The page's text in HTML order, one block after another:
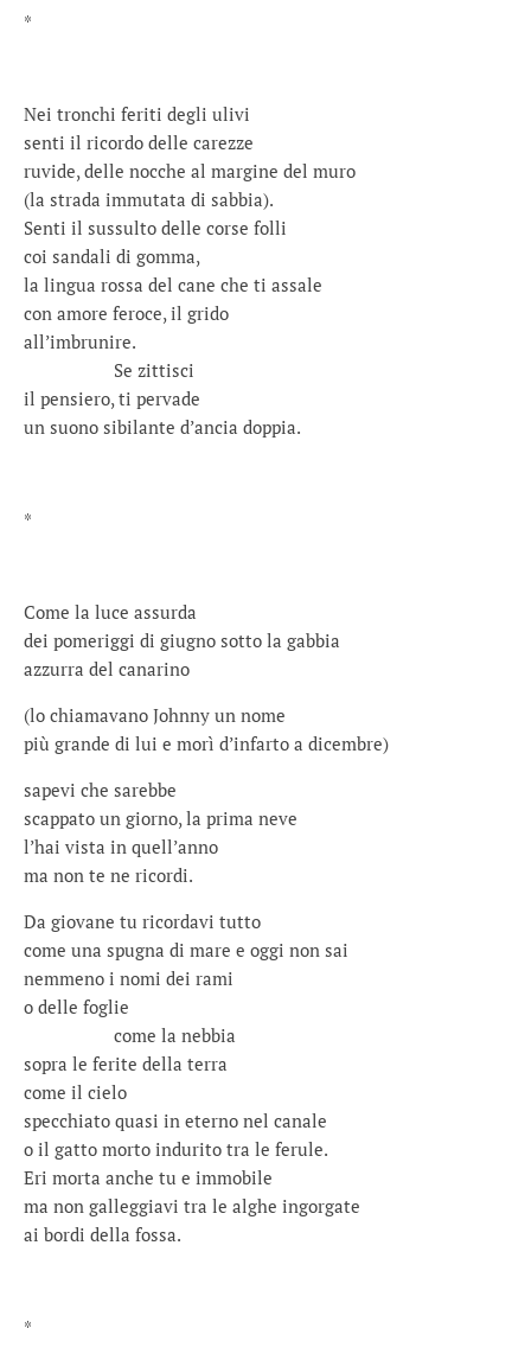
*
Nei tronchi feriti degli ulivi
senti il ricordo delle carezze
ruvide, delle nocche al margine del muro
(la strada immutata di sabbia).
Senti il sussulto delle corse folli
coi sandali di gomma,
la lingua rossa del cane che ti assale
con amore feroce, il grido
all’imbrunire.
Se zittisci
il pensiero, ti pervade
un suono sibilante d’ancia doppia.
*
Come la luce assurda
dei pomeriggi di giugno sotto la gabbia
azzurra del canarino
(lo chiamavano Johnny un nome
più grande di lui e morì d’infarto a dicembre)
sapevi che sarebbe
scappato un giorno, la prima neve
l’hai vista in quell’anno
ma non te ne ricordi.
Da giovane tu ricordavi tutto
come una spugna di mare e oggi non sai
nemmeno i nomi dei rami
o delle foglie
come la nebbia
sopra le ferite della terra
come il cielo
specchiato quasi in eterno nel canale
o il gatto morto indurito tra le ferule.
Eri morta anche tu e immobile
ma non galleggiavi tra le alghe ingorgate
ai bordi della fossa.
*